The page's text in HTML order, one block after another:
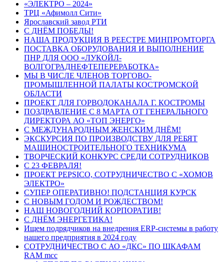
«ЭЛЕКТРО – 2024»
ТРЦ «Афимолл Сити»
Ярославский завод РТИ
С ДНЁМ ПОБЕДЫ!
НАША ПРОДУКЦИЯ В РЕЕСТРЕ МИНПРОМТОРГА
ПОСТАВКА ОБОРУДОВАНИЯ И ВЫПОЛНЕНИЕ
ПНР ДЛЯ ООО «ЛУКОЙЛ-
ВОЛГОГРАДНЕФТЕПЕРЕРАБОТКА»
МЫ В ЧИСЛЕ ЧЛЕНОВ ТОРГОВО-
ПРОМЫШЛЕННОЙ ПАЛАТЫ КОСТРОМСКОЙ
ОБЛАСТИ
ПРОЕКТ ДЛЯ ГОРВОДОКАНАЛА Г. КОСТРОМЫ
ПОЗДРАВЛЕНИЕ С 8 МАРТА ОТ ГЕНЕРАЛЬНОГО
ДИРЕКТОРА АО «ТОП ЭНЕРГО»
С МЕЖДУНАРОДНЫМ ЖЕНСКИМ ДНЁМ!
ЭКСКУРСИЯ ПО ПРОИЗВОДСТВУ ДЛЯ РЕБЯТ
МАШИНОСТРОИТЕЛЬНОГО ТЕХНИКУМА
ТВОРЧЕСКИЙ КОНКУРС СРЕДИ СОТРУДНИКОВ
C 23 ФЕВРАЛЯ!
ПРОЕКТ PEPSICO, СОТРУДНИЧЕСТВО С «ХОМОВ
ЭЛЕКТРО»
СУПЕР ОПЕРАТИВНО! ПОДСТАНЦИЯ КУРСК
С НОВЫМ ГОДОМ И РОЖДЕСТВОМ!
НАШ НОВОГОДНИЙ КОРПОРАТИВ!
С ДНЁМ ЭНЕРГЕТИКА!
Ищем подрядчиков на внедрения ERP-системы в работу
нашего предприятия в 2024 году
СОТРУДНИЧЕСТВО С АО «ДКС» ПО ШКАФАМ
RAM mcc